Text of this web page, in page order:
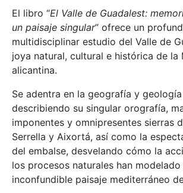
El libro “El Valle de Guadalest:
un paisaje singular” ofrece un
multidisciplinar estudio del Valle de
joya natural, cultural e histórica de la
alicantina.
Se adentra en la geografía y
describiendo su singular orografía,
imponentes y omnipresentes sierras
Serrella y Aixortá, así como la
del embalse, desvelando cómo la
los procesos naturales han modelado
inconfundible paisaje mediterráneo